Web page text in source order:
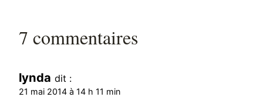
7 commentaires
lynda dit :
21 mai 2014 à 14 h 11 min